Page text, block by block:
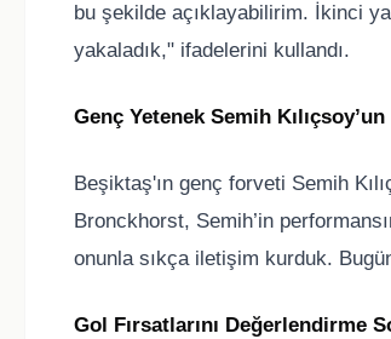
bu şekilde açıklayabilirim. İkinci
yakaladık," ifadelerini kullandı.
Genç Yetenek Semih
Beşiktaş'ın genç forveti Semih
Bronckhorst, Semih’in
onunla sıkça iletişim kurduk.
Gol Fırsatlarını Değerlendirme